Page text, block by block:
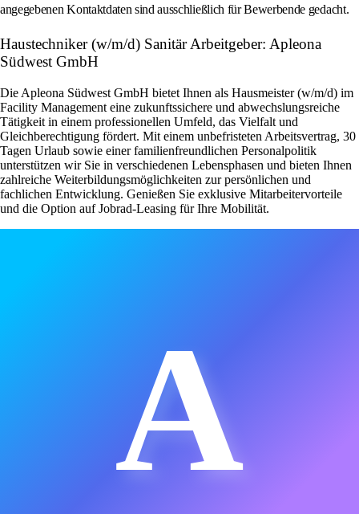
angegebenen Kontaktdaten sind ausschließlich für Bewerbende gedacht.
Haustechniker (w/m/d) Sanitär Arbeitgeber: Apleona
Südwest GmbH
Die Apleona Südwest GmbH bietet Ihnen als Hausmeister (w/m/d) im
Facility Management eine zukunftssichere und abwechslungsreiche
Tätigkeit in einem professionellen Umfeld, das Vielfalt und
Gleichberechtigung fördert. Mit einem unbefristeten Arbeitsvertrag, 30
Tagen Urlaub sowie einer familienfreundlichen Personalpolitik
unterstützen wir Sie in verschiedenen Lebensphasen und bieten Ihnen
zahlreiche Weiterbildungsmöglichkeiten zur persönlichen und
fachlichen Entwicklung. Genießen Sie exklusive Mitarbeitervorteile
und die Option auf Jobrad-Leasing für Ihre Mobilität.
A